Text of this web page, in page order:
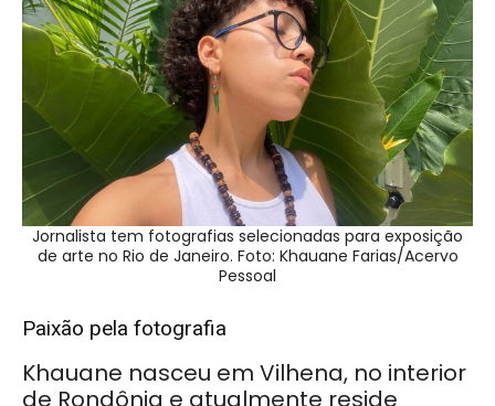
Jornalista tem fotografias selecionadas para exposição
de arte no Rio de Janeiro. Foto: Khauane Farias/Acervo
Pessoal
Paixão pela fotografia
Khauane nasceu em Vilhena, no interior
de Rondônia e atualmente reside